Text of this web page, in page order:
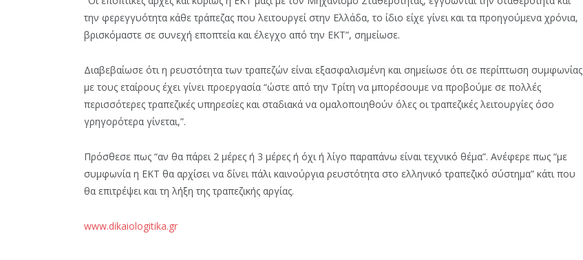
την φερεγγυότητα κάθε τράπεζας που λειτουργεί στην Ελλάδα, το ίδιο είχε γίνει και τα προηγούμενα χρόνια,
βρισκόμαστε σε συνεχή εποπτεία και έλεγχο από την ΕΚΤ”, σημείωσε.
Διαβεβαίωσε ότι η ρευστότητα των τραπεζών είναι εξασφαλισμένη και σημείωσε ότι σε περίπτωση συμφωνίας
με τους εταίρους έχει γίνει προεργασία “ώστε από την Τρίτη να μπορέσουμε να προβούμε σε πολλές
περισσότερες τραπεζικές υπηρεσίες και σταδιακά να ομαλοποιηθούν όλες οι τραπεζικές λειτουργίες όσο
γρηγορότερα γίνεται,”.
Πρόσθεσε πως “αν θα πάρει 2 μέρες ή 3 μέρες ή όχι ή λίγο παραπάνω είναι τεχνικό θέμα”. Ανέφερε πως “με
συμφωνία η ΕΚΤ θα αρχίσει να δίνει πάλι καινούργια ρευστότητα στο ελληνικό τραπεζικό σύστημα” κάτι που
θα επιτρέψει και τη λήξη της τραπεζικής αργίας.
www.dikaiologitika.gr